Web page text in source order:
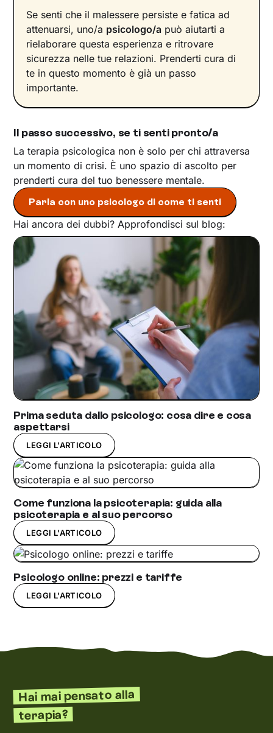
Se senti che il malessere persiste e fatica ad
attenuarsi, uno/a psicologo/a può aiutarti a
rielaborare questa esperienza e ritrovare
sicurezza nelle tue relazioni. Prenderti cura di
te in questo momento è già un passo
importante.
Il passo successivo, se ti senti pronto/a
La terapia psicologica non è solo per chi attraversa
un momento di crisi. È uno spazio di ascolto per
prenderti cura del tuo benessere mentale.
Parla con uno psicologo di come ti senti
Hai ancora dei dubbi? Approfondisci sul blog:
Prima seduta dallo psicologo: cosa dire e cosa
aspettarsi
LEGGI L'ARTICOLO
Come funziona la psicoterapia: guida alla
psicoterapia e al suo percorso
LEGGI L'ARTICOLO
Psicologo online: prezzi e tariffe
LEGGI L'ARTICOLO
Hai mai pensato alla
terapia?